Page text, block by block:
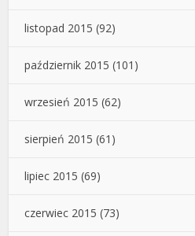
listopad 2015 (92)
październik 2015 (101)
wrzesień 2015 (62)
sierpień 2015 (61)
lipiec 2015 (69)
czerwiec 2015 (73)